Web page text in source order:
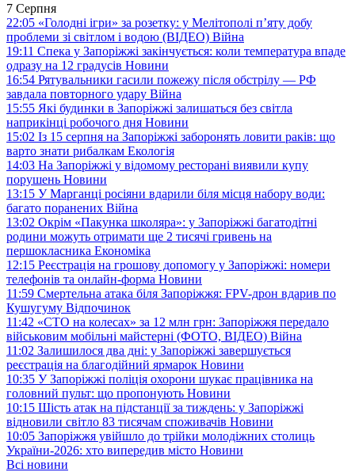
7 Серпня
22:05 «Голодні ігри» за розетку: у Мелітополі п’яту добу
проблеми зі світлом і водою (ВІДЕО) Війна
19:11 Спека у Запоріжжі закінчується: коли температура впаде
одразу на 12 градусів Новини
16:54 Рятувальники гасили пожежу після обстрілу — РФ
завдала повторного удару Війна
15:55 Які будинки в Запоріжжі залишаться без світла
наприкінці робочого дня Новини
15:02 Із 15 серпня на Запоріжжі заборонять ловити раків: що
варто знати рибалкам Екологія
14:03 На Запоріжжі у відомому ресторані виявили купу
порушень Новини
13:15 У Марганці росіяни вдарили біля місця набору води:
багато поранених Війна
13:02 Окрім «Пакунка школяра»: у Запоріжжі багатодітні
родини можуть отримати ще 2 тисячі гривень на
першокласника Економіка
12:15 Реєстрація на грошову допомогу у Запоріжжі: номери
телефонів та онлайн-форма Новини
11:59 Смертельна атака біля Запоріжжя: FPV-дрон вдарив по
Кушугуму Відпочинок
11:42 «СТО на колесах» за 12 млн грн: Запоріжжя передало
військовим мобільні майстерні (ФОТО, ВІДЕО) Війна
11:02 Залишилося два дні: у Запоріжжі завершується
реєстрація на благодійний ярмарок Новини
10:35 У Запоріжжі поліція охорони шукає працівника на
головний пульт: що пропонують Новини
10:15 Шість атак на підстанції за тиждень: у Запоріжжі
відновили світло 83 тисячам споживачів Новини
10:05 Запоріжжя увійшло до трійки молодіжних столиць
України-2026: хто випередив місто Новини
Всі новини